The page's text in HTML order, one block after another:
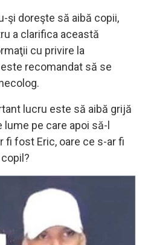
şi doreşte să aibă copii,
a clarifica această
cu privire la
recomandat să se
lucru este să aibă grijă
lume pe care apoi să-l
fi fost Eric, oare ce s-ar fi